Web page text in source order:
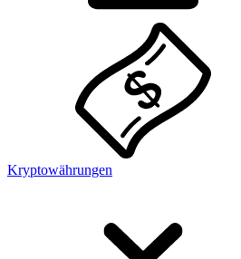
Kryptowährungen